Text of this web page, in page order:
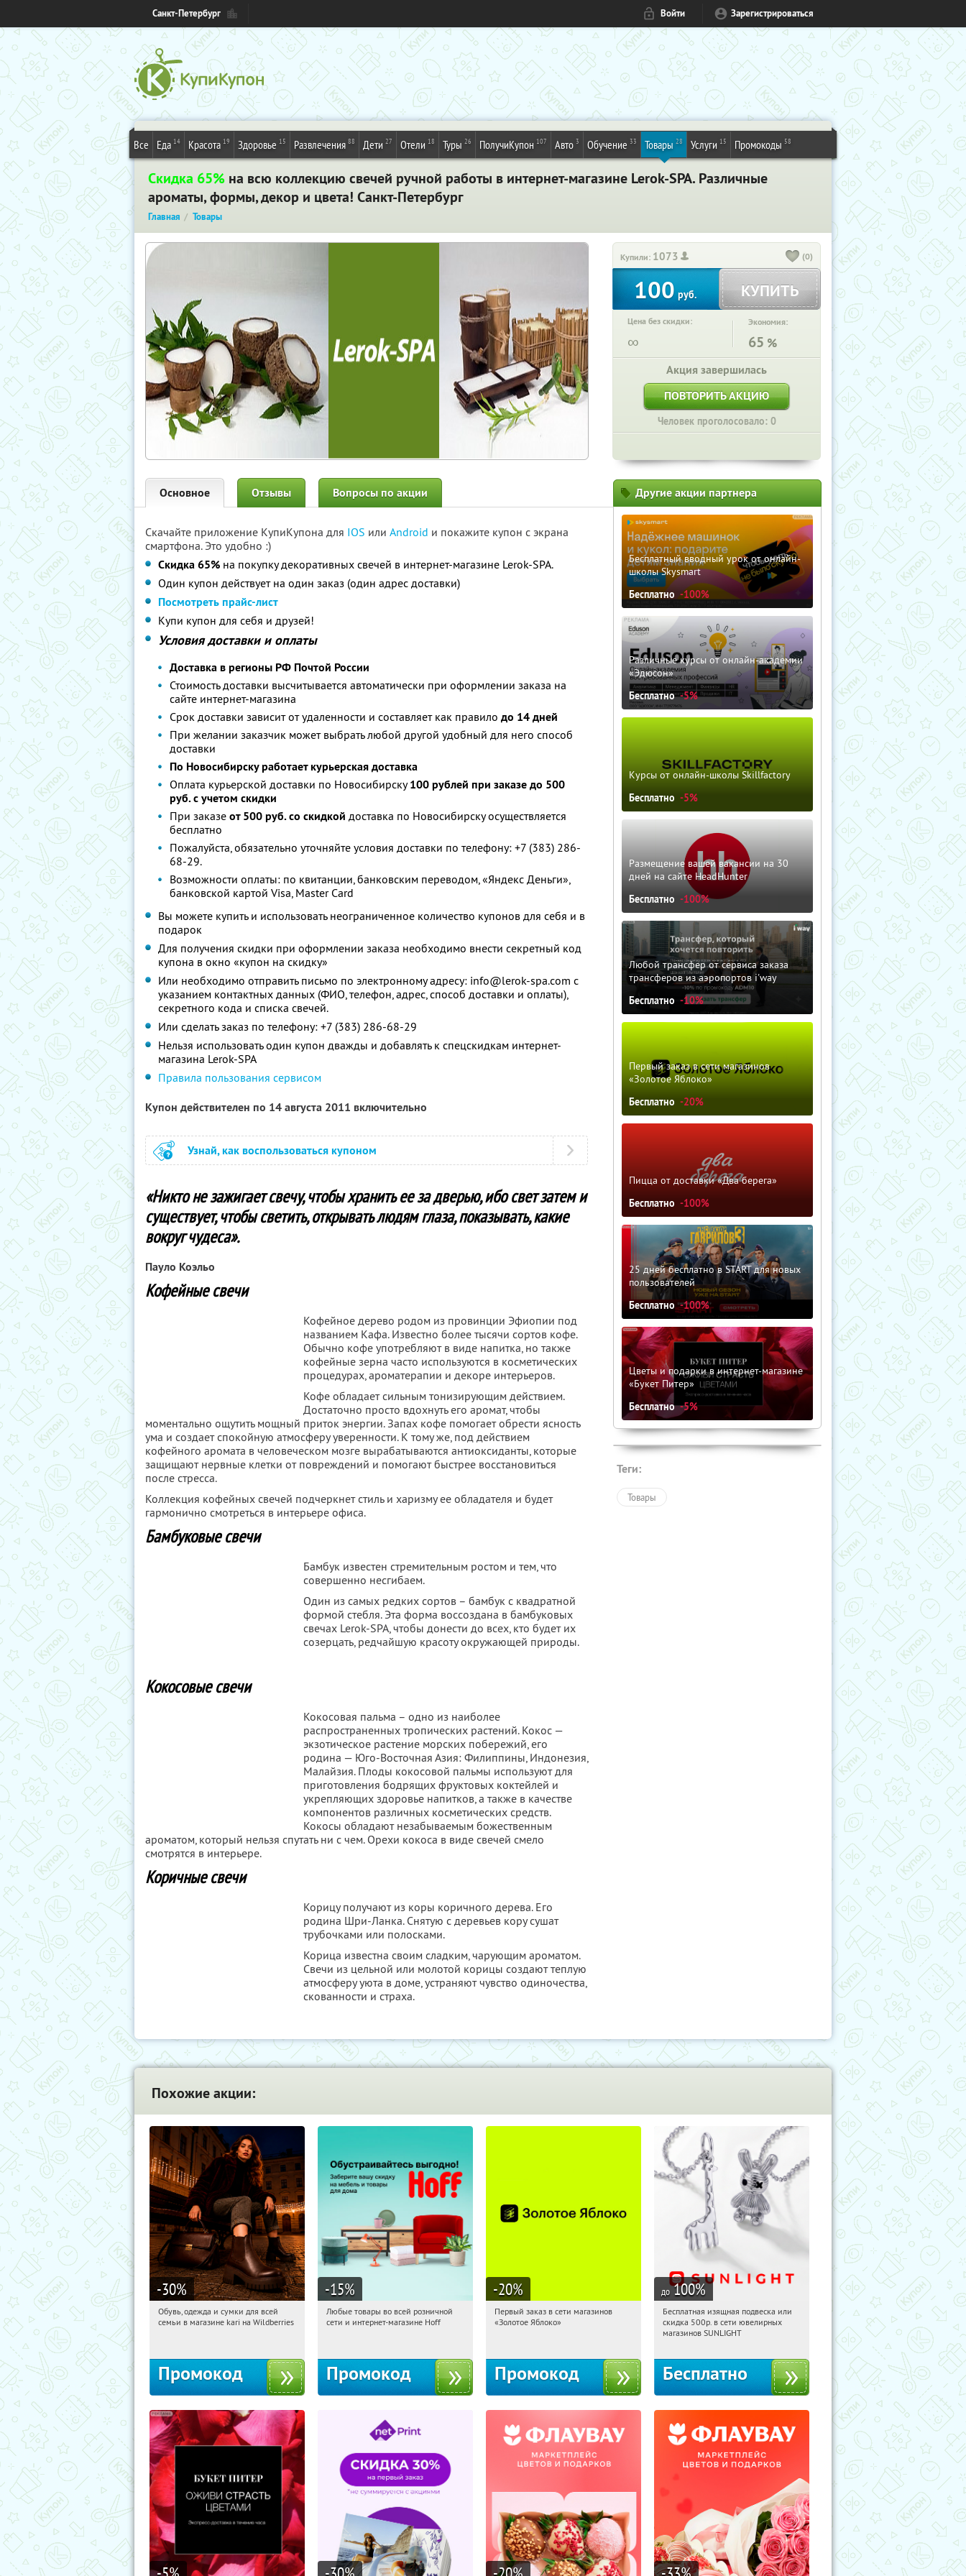
Санкт-Петербург Войти Зарегистрироваться
Все Еда 14 Красота 19 Здоровье 15 Развлечения 88 Дети 27 Отели 18 Туры 26 ПолучиКупон 107 Авто 3 Обучение 33 Товары 28 Услуги 15 Промокоды 58
Скидка 65% на всю коллекцию свечей ручной работы в интернет-магазине Lerok-SPA. Различные
ароматы, формы, декор и цвета! Санкт-Петербург
Главная Товары
Купили: 1073 (0)
100 руб. КУПИТЬ
Цена без скидки:
∞
Экономия:
65 %
Акция завершилась
ПОВТОРИТЬ АКЦИЮ
Человек проголосовало: 0
Основное Отзывы Вопросы по акции
Скачайте приложение КупиКупона для IOS или Android и покажите купон с экрана
смартфона. Это удобно :)
Скидка 65% на покупку декоративных свечей в интернет-магазине Lerok-SPA.
Один купон действует на один заказ (один адрес доставки)
Посмотреть прайс-лист
Купи купон для себя и друзей!
Условия доставки и оплаты
Доставка в регионы РФ Почтой России
Стоимость доставки высчитывается автоматически при оформлении заказа на
сайте интернет-магазина
Срок доставки зависит от удаленности и составляет как правило до 14 дней
При желании заказчик может выбрать любой другой удобный для него способ
доставки
По Новосибирску работает курьерская доставка
Оплата курьерской доставки по Новосибирску100 рублей при заказе до 500
руб. с учетом скидки
При заказе от 500 руб. со скидкой доставка по Новосибирску осуществляется
бесплатно
Пожалуйста, обязательно уточняйте условия доставки по телефону: +7 (383) 286-
68-29.
Возможности оплаты: по квитанции, банковским переводом, «Яндекс Деньги»,
банковской картой Visa, Master Card
Вы можете купить и использовать неограниченное количество купонов для себя и в
подарок
Для получения скидки при оформлении заказа необходимо внести секретный код
купона в окно «купон на скидку»
Или необходимо отправить письмо по электронному адресу: info@lerok-spa.com с
указанием контактных данных (ФИО, телефон, адрес, способ доставки и оплаты),
секретного кода и списка свечей.
Или сделать заказ по телефону: +7 (383) 286-68-29
Нельзя использовать один купон дважды и добавлять к спецскидкам интернет-
магазина Lerok-SPA
Правила пользования сервисом
Купон действителен по 14 августа 2011 включительно
Узнай, как воспользоваться купоном
«Никто не зажигает свечу, чтобы хранить ее за дверью, ибо свет затем и
существует, чтобы светить, открывать людям глаза, показывать, какие
вокруг чудеса».
Пауло Коэльо
Кофейные свечи
Кофейное дерево родом из провинции Эфиопии под
названием Кафа. Известно более тысячи сортов кофе.
Обычно кофе употребляют в виде напитка, но также
кофейные зерна часто используются в косметических
процедурах, ароматерапии и декоре интерьеров.
Кофе обладает сильным тонизирующим действием.
Достаточно просто вдохнуть его аромат, чтобы
моментально ощутить мощный приток энергии. Запах кофе помогает обрести ясность
ума и создает спокойную атмосферу уверенности. К тому же, под действием
кофейного аромата в человеческом мозге вырабатываются антиоксиданты, которые
защищают нервные клетки от повреждений и помогают быстрее восстановиться
после стресса.
Коллекция кофейных свечей подчеркнет стиль и харизму ее обладателя и будет
гармонично смотреться в интерьере офиса.
Бамбуковые свечи
Бамбук известен стремительным ростом и тем, что
совершенно несгибаем.
Один из самых редких сортов – бамбук с квадратной
формой стебля. Эта форма воссоздана в бамбуковых
свечах Lerok-SPA, чтобы донести до всех, кто будет их
созерцать, редчайшую красоту окружающей природы.
Кокосовые свечи
Кокосовая пальма – одно из наиболее
распространенных тропических растений. Кокос —
экзотическое растение морских побережий, его
родина — Юго-Восточная Азия: Филиппины, Индонезия,
Малайзия. Плоды кокосовой пальмы используют для
приготовления бодрящих фруктовых коктейлей и
укрепляющих здоровье напитков, а также в качестве
компонентов различных косметических средств.
Кокосы обладают незабываемым божественным
ароматом, который нельзя спутать ни с чем. Орехи кокоса в виде свечей смело
смотрятся в интерьере.
Коричные свечи
Корицу получают из коры коричного дерева. Его
родина Шри-Ланка. Снятую с деревьев кору сушат
трубочками или полосками.
Корица известна своим сладким, чарующим ароматом.
Свечи из цельной или молотой корицы создают теплую
атмосферу уюта в доме, устраняют чувство одиночества,
скованности и страха.
Другие акции партнера
Бесплатный вводный урок от онлайн-
школы Skysmart
Бесплатно -100%
Различные курсы от онлайн-академии
«Эдюсон»
Бесплатно -5%
Курсы от онлайн-школы Skillfactory
Бесплатно -5%
Размещение вашей вакансии на 30
дней на сайте HeadHunter
Бесплатно -100%
Любой трансфер от сервиса заказа
трансферов из аэропортов i'way
Бесплатно -10%
Первый заказ в сети магазинов
«Золотое Яблоко»
Бесплатно -20%
Пицца от доставки «Два берега»
Бесплатно -100%
25 дней бесплатно в START для новых
пользователей
Бесплатно -100%
Цветы и подарки в интернет-магазине
«Букет Питер»
Бесплатно -5%
Теги:
Товары
Похожие акции:
-30%
16:11:34 Получили:
Обувь, одежда и сумки для всей
семьи в магазине kari на Wildberries
Промокод
-15%
16:11:34 Получили:
Любые товары во всей розничной
сети и интернет-магазине Hoff
Промокод
-20%
16:11:34
Получи первым!
Первый заказ в сети магазинов
«Золотое Яблоко»
Промокод
до 100%
16:11:34 Получили:
Россия
Бесплатная изящная подвеска или
скидка 500р. в сети ювелирных
магазинов SUNLIGHT
Бесплатно